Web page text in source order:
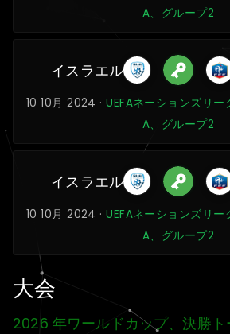
A、グループ2
イスラエル
10 10月 2024 ·UEFAネーションズリ
A、グループ2
イスラエル
10 10月 2024 ·UEFAネーションズリ
A、グループ2
大会
2026 年ワールドカップ、決勝